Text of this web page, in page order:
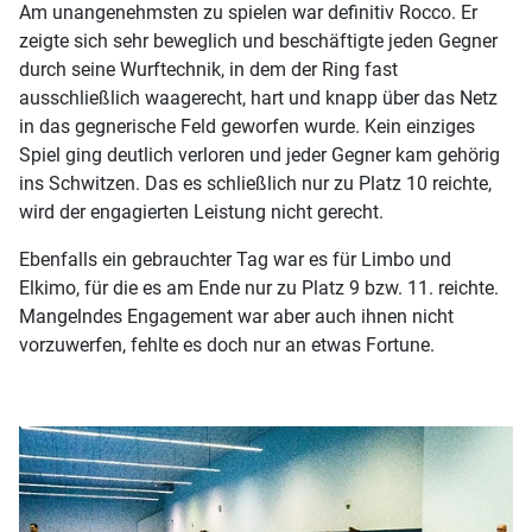
Am unangenehmsten zu spielen war definitiv Rocco. Er
zeigte sich sehr beweglich und beschäftigte jeden Gegner
durch seine Wurftechnik, in dem der Ring fast
ausschließlich waagerecht, hart und knapp über das Netz
in das gegnerische Feld geworfen wurde. Kein einziges
Spiel ging deutlich verloren und jeder Gegner kam gehörig
ins Schwitzen. Das es schließlich nur zu Platz 10 reichte,
wird der engagierten Leistung nicht gerecht.
Ebenfalls ein gebrauchter Tag war es für Limbo und
Elkimo, für die es am Ende nur zu Platz 9 bzw. 11. reichte.
Mangelndes Engagement war aber auch ihnen nicht
vorzuwerfen, fehlte es doch nur an etwas Fortune.